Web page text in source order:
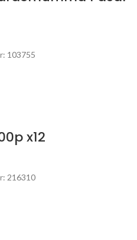
103755
x12
216310